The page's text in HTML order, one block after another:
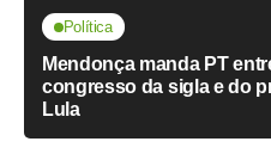
Política
Mendonça manda PT
congresso da sigla e do
Lula